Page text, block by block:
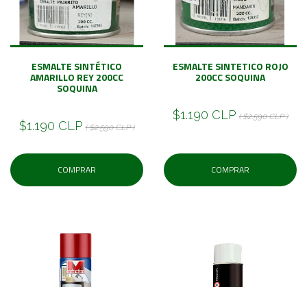
ESMALTE SINTÉTICO
AMARILLO REY 200CC
SOQUINA
$1.190 CLP ( $2.590 CLP )
COMPRAR
ESMALTE SINTETICO ROJO
200CC SOQUINA
$1.190 CLP ( $2.590 CLP )
COMPRAR